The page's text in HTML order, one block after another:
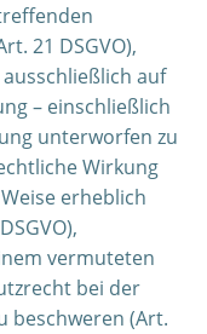
21 DSGVO),
auf
– einschließlich
unterworfen zu
Wirkung
erheblich
vermuteten
bei der
beschweren (Art.